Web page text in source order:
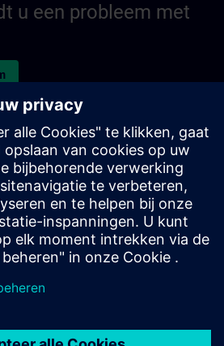
u een probleem met